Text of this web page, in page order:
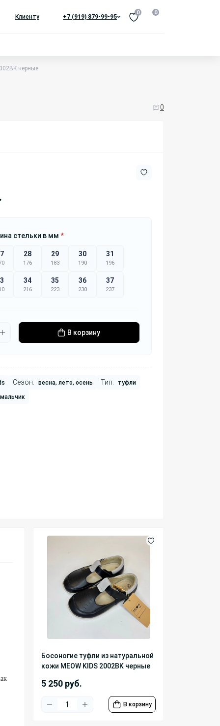
Клиенту +7 (919) 879-99-95
0 0
черные
0
стельки в мм *
28
176
29
183
30
190
31
196
34
216
35
223
36
230
37
237
В корзину
Сезон: весна, лето, осень Тип: туфли
Босоногие туфли из натуральной
кожи MEOW KIDS 2002BK черные
5 250 руб.
В корзину